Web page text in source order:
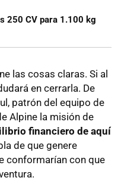
250 CV para 1.100 kg
las cosas claras. Si al
en cerrarla. De
patrón del equipo de
Alpine la misión de
financiero de aquí
de que genere
conformarían con que